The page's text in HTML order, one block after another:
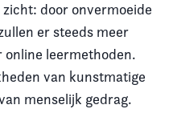
door onvermoeide
er steeds meer
online leermethoden.
van kunstmatige
menselijk gedrag.